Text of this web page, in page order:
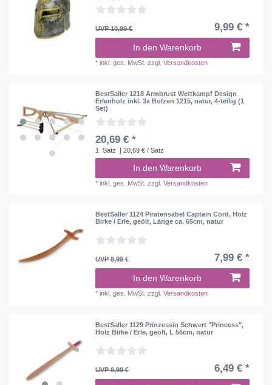
UVP 10,99 € 9,99 € *
In den Warenkorb
*inkl. ges. MwSt. zzgl.Versandkosten
BestSaller 1218 Armbrust Wettkampf Design
Erlenholz inkl. 3x Bolzen 1215, natur, 4-teilig (1
Set)
20,69 € *
1 Satz | 20,69 € / Satz
In den Warenkorb
*inkl. ges. MwSt. zzgl.Versandkosten
BestSaller 1124 Piratensäbel Captain Cord, Holz
Birke / Erle, geölt, Länge ca. 65cm, natur
UVP 8,99 € 7,99 € *
In den Warenkorb
*inkl. ges. MwSt. zzgl.Versandkosten
BestSaller 1129 Prinzessin Schwert "Princess",
Holz Birke / Erle, geölt, L 56cm, natur
UVP 6,99 € 6,49 € *